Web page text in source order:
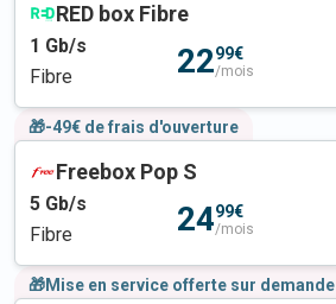
RED box Fibre
1 Gb/s
Fibre
2299€
/mois
🎁-49€ de frais d'ouverture
Freebox Pop S
5 Gb/s
Fibre
2499€
/mois
🎁Mise en service offerte sur demande